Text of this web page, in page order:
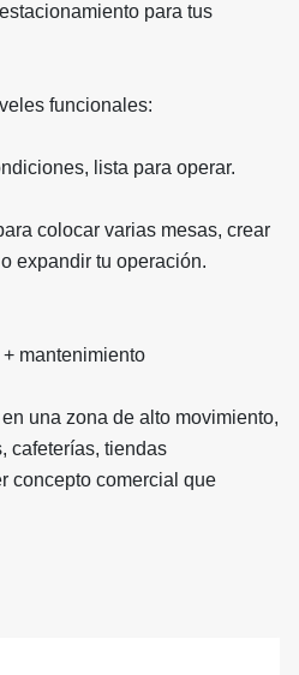
para tus
funcionales:
lista para operar.
colocar varias mesas, crear
expandir tu operación.
mantenimiento
una zona de alto movimiento,
cafeterías, tiendas
concepto comercial que